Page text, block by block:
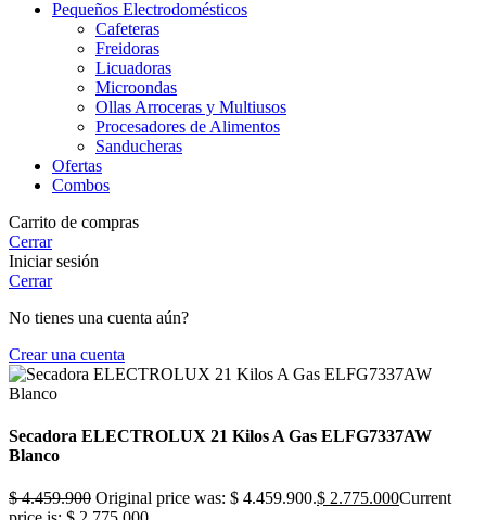
Pequeños Electrodomésticos
Cafeteras
Freidoras
Licuadoras
Microondas
Ollas Arroceras y Multiusos
Procesadores de Alimentos
Sanducheras
Ofertas
Combos
Carrito de compras
Cerrar
Iniciar sesión
Cerrar
No tienes una cuenta aún?
Crear una cuenta
Secadora ELECTROLUX 21 Kilos A Gas ELFG7337AW
Blanco
$4.459.900 Original price was: $ 4.459.900.$ 2.775.000Current